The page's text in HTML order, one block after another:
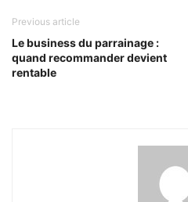
Previous article
Le business du parrainage :
quand recommander devient
rentable